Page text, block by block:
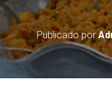
Publicado por